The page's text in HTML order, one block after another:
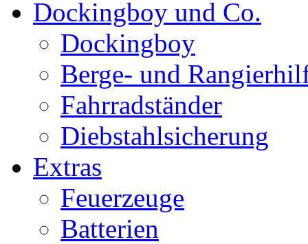
Dockingboy und Co.
Dockingboy
Berge- und
Fahrradständer
Diebstahlsicherung
Extras
Feuerzeuge
Batterien